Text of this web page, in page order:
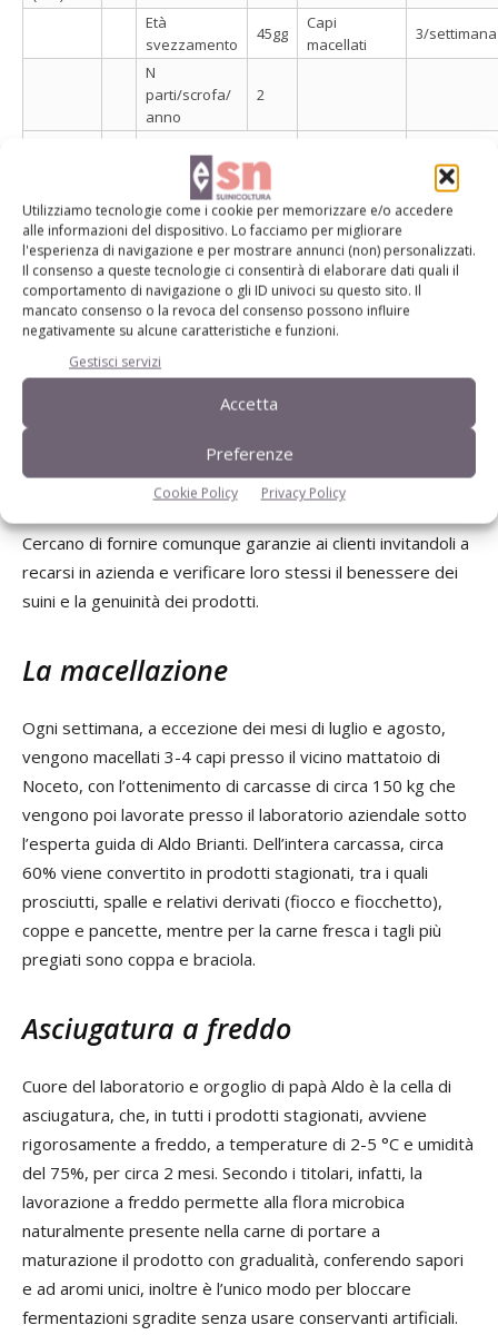
Utilizziamo tecnologie come i cookie per memorizzare e/o accedere
alle informazioni del dispositivo. Lo facciamo per migliorare
l'esperienza di navigazione e per mostrare annunci (non) personalizzati.
Il consenso a queste tecnologie ci consentirà di elaborare dati quali il
comportamento di navigazione o gli ID univoci su questo sito. Il
mancato consenso o la revoca del consenso possono influire
negativamente su alcune caratteristiche e funzioni.
Gestisci servizi
Accetta
Preferenze
Cookie Policy Privacy Policy
Età
svezzamento
45gg
Capi
macellati
3/settimana
N
parti/scrofa/
anno
2
Biologico, di fatto
Nonostante la coltivazione di gran parte delle materie
prime certificate biologiche e un metodo di conduzione
dell’allevamento e della trasformazione che potrebbe già
definirsi tale senza eccessivi sforzi, i Brianti hanno scelto di
rinunciare a certificare i propri prodotti in questo senso,
riconoscendo che al momento i costi e la burocrazia
necessari per il mantenimento del marchio non siano
sostenibili per la loro realtà.
Cercano di fornire comunque garanzie ai clienti invitandoli a
recarsi in azienda e verificare loro stessi il benessere dei
suini e la genuinità dei prodotti.
La macellazione
Ogni settimana, a eccezione dei mesi di luglio e agosto,
vengono macellati 3-4 capi presso il vicino mattatoio di
Noceto, con l’ottenimento di carcasse di circa 150 kg che
vengono poi lavorate presso il laboratorio aziendale sotto
l’esperta guida di Aldo Brianti. Dell’intera carcassa, circa
60% viene convertito in prodotti stagionati, tra i quali
prosciutti, spalle e relativi derivati (fiocco e fiocchetto),
coppe e pancette, mentre per la carne fresca i tagli più
pregiati sono coppa e braciola.
Asciugatura a freddo
Cuore del laboratorio e orgoglio di papà Aldo è la cella di
asciugatura, che, in tutti i prodotti stagionati, avviene
rigorosamente a freddo, a temperature di 2-5 °C e umidità
del 75%, per circa 2 mesi. Secondo i titolari, infatti, la
lavorazione a freddo permette alla flora microbica
naturalmente presente nella carne di portare a
maturazione il prodotto con gradualità, conferendo sapori
e ad aromi unici, inoltre è l’unico modo per bloccare
fermentazioni sgradite senza usare conservanti artificiali.